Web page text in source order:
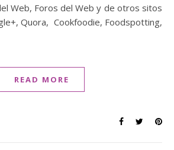
Web, Foros del Web y de otros sitos
Quora, Cookfoodie, Foodspotting,
READ MORE